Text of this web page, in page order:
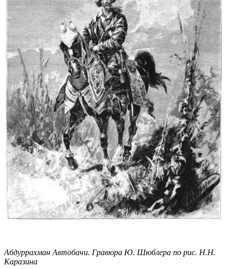
Абдуррахман Автобачи. Гравюра Ю. Шюблера по рис. Н.Н.
Каразина